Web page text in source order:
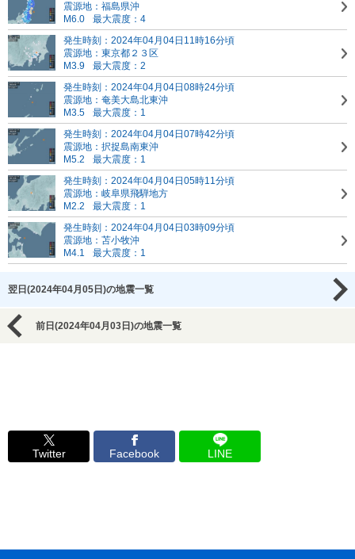
震源地：福島県沖
M6.0
最大震度：4
発生時刻：2024年04月04日11時16分頃
震源地：東京都２３区
M3.9
最大震度：2
発生時刻：2024年04月04日08時24分頃
震源地：奄美大島北東沖
M3.5
最大震度：1
発生時刻：2024年04月04日07時42分頃
震源地：択捉島南東沖
M5.2
最大震度：1
発生時刻：2024年04月04日05時11分頃
震源地：岐阜県飛騨地方
M2.2
最大震度：1
発生時刻：2024年04月04日03時09分頃
震源地：苫小牧沖
M4.1
最大震度：1
翌日(2024年04月05日)の地震一覧
前日(2024年04月03日)の地震一覧
Twitter Facebook LINE